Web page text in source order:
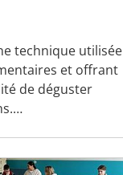
technique utilisée
et offrant
de déguster